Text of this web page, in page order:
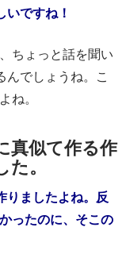
いですね！
ちょっと話を聞い
んでしょうね。こ
ね。
真似て作る作
。
ましたよね。反
ったのに、そこの